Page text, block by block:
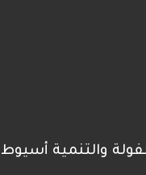
والتنمية أسيوط